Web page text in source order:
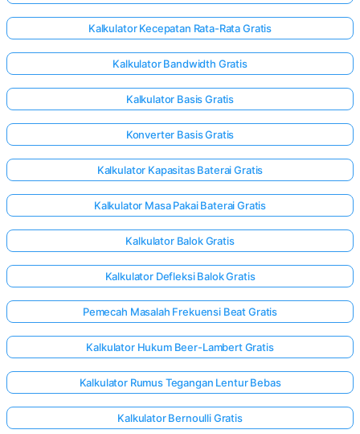
Kalkulator Kecepatan Rata-Rata Gratis
Kalkulator Bandwidth Gratis
Kalkulator Basis Gratis
Konverter Basis Gratis
Kalkulator Kapasitas Baterai Gratis
Kalkulator Masa Pakai Baterai Gratis
Kalkulator Balok Gratis
Kalkulator Defleksi Balok Gratis
Pemecah Masalah Frekuensi Beat Gratis
Kalkulator Hukum Beer-Lambert Gratis
Kalkulator Rumus Tegangan Lentur Bebas
Kalkulator Bernoulli Gratis